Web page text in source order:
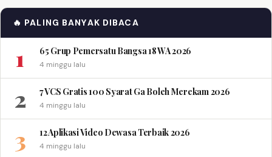
🔥 PALING BANYAK DIBACA
1 65 Grup Pemersatu Bangsa 18 WA 2026
4 minggu lalu
2 7 VCS Gratis 100 Syarat Ga Boleh Merekam 2026
4 minggu lalu
3 12 Aplikasi Video Dewasa Terbaik 2026
4 minggu lalu